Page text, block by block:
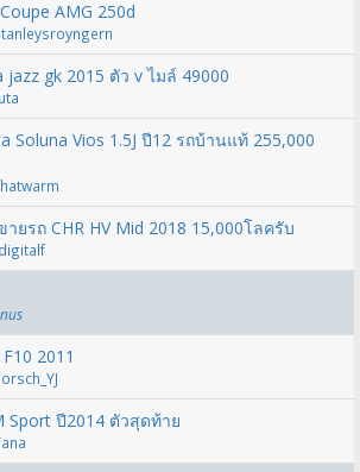
AMG 250d
jazz gk 2015 ตัว v ไมล์ 49000
Soluna Vios 1.5J ปี12 รถบ้านแท้ 255,000
ยรถ CHR HV Mid 2018 15,000โลครับ
2011
Sport ปี2014 ตัวสุดท้าย